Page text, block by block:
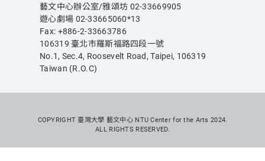
藝文中心辦公室/雅頌坊 02-33669905
遊心劇場 02-33665060*13
Fax: +886-2-33663786
106319 臺北市羅斯福路四段一號
No.1, Sec.4, Roosevelt Road, Taipei, 106319
Taiwan (R.O.C)
COPYRIGHT 臺灣大學 藝文中心 NTU Center for the Arts 2024.